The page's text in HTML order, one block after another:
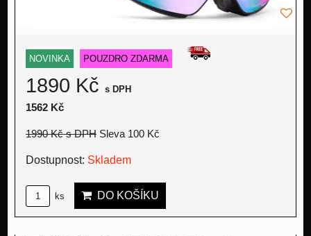
NOVINKA POUZDRO ZDARMA
1890 Kč s DPH
1562 Kč
1990 Kčs DPH Sleva 100 Kč
Dostupnost: Skladem
ks DO KOŠÍKU